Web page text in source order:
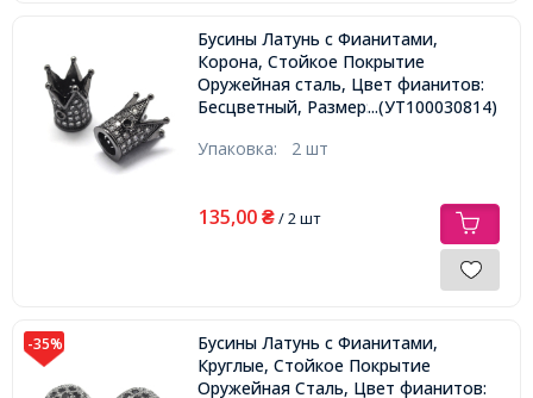
Бусины Латунь с Фианитами,
Корона, Стойкое Покрытие
Оружейная сталь, Цвет фианитов:
Бесцветный, Размер: 12х10х10мм,
...(УТ100030814)
Упаковка: 2 шт
135,00 ₴/ 2 шт
-35%
Бусины Латунь с Фианитами,
Круглые, Стойкое Покрытие
Оружейная Сталь, Цвет фианитов: